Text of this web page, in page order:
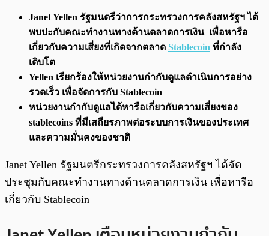
Janet Yellen รัฐมนตรีว่าการกระทรวงการคลังสหรัฐฯ ได้
พบปะกับคณะทำงานทางด้านตลาดการเงิน เพื่อหารือ
เกี่ยวกับความเสี่ยงที่เกิดจากตลาด Stablecoin ที่กำลัง
เติบโต
Yellen เรียกร้องให้หน่วยงานกำกับดูแลดำเนินการอย่าง
รวดเร็ว เพื่อจัดการกับ Stablecoin
หน่วยงานกำกับดูแลได้หารือเกี่ยวกับความเสี่ยงของ
stablecoins ที่มีเสถียรภาพต่อระบบการเงินของประเทศ
และความมั่นคงของชาติ
Janet Yellen รัฐมนตรีกระทรวงการคลังสหรัฐฯ ได้จัด
ประชุมกับคณะทำงานทางด้านตลาดการเงิน เพื่อหารือ
เกี่ยวกับ Stablecoin